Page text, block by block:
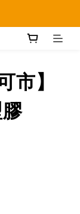
市】